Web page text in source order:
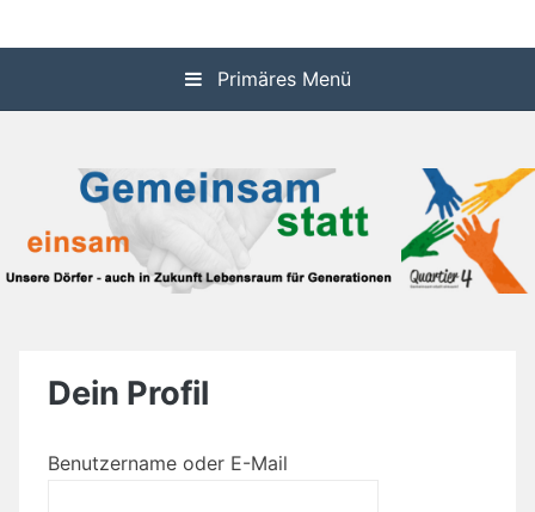
Inhalt
Quartier 4Primäres Menü
Dein Profil
Benutzername oder E-Mail